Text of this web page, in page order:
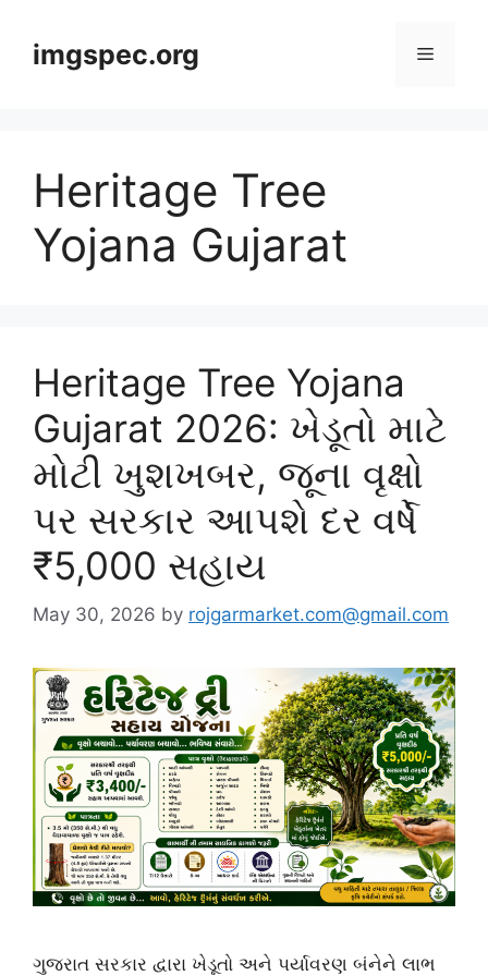
contentimgspec.org Menu
Heritage Tree
Yojana Gujarat
Heritage Tree Yojana
Gujarat 2026: ખેડૂતો માટે
મોટી ખુશખબર, જૂના વૃક્ષો
પર સરકાર આપશે દર વર્ષે
₹5,000 સહાય
May 30, 2026 by rojgarmarket.com@gmail.com
ગુજરાત સરકાર દ્વારા ખેડૂતો અને પર્યાવરણ બંનેને લાભ